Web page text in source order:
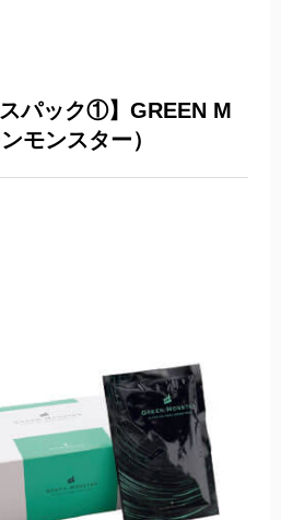
スパック①】GREEN M
モンスター）